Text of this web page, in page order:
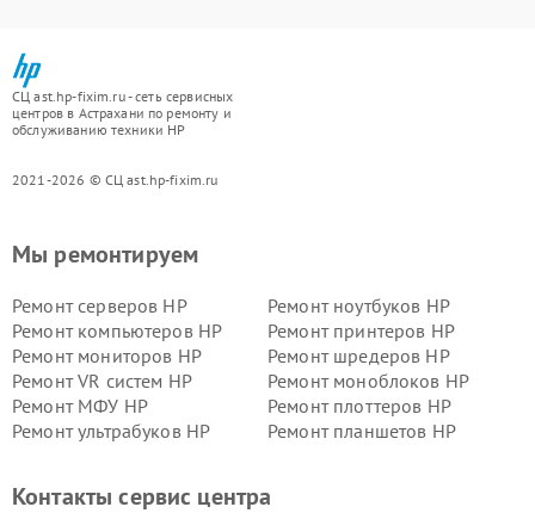
СЦ ast.hp-fixim.ru - сеть сервисных
центров в Астрахани по ремонту и
обслуживанию техники HP
2021-2026 © СЦ ast.hp-fixim.ru
Мы ремонтируем
Ремонт серверов HP
Ремонт ноутбуков HP
Ремонт компьютеров HP
Ремонт принтеров HP
Ремонт мониторов HP
Ремонт шредеров HP
Ремонт VR систем HP
Ремонт моноблоков HP
Ремонт МФУ HP
Ремонт плоттеров HP
Ремонт ультрабуков HP
Ремонт планшетов HP
Контакты сервис центра